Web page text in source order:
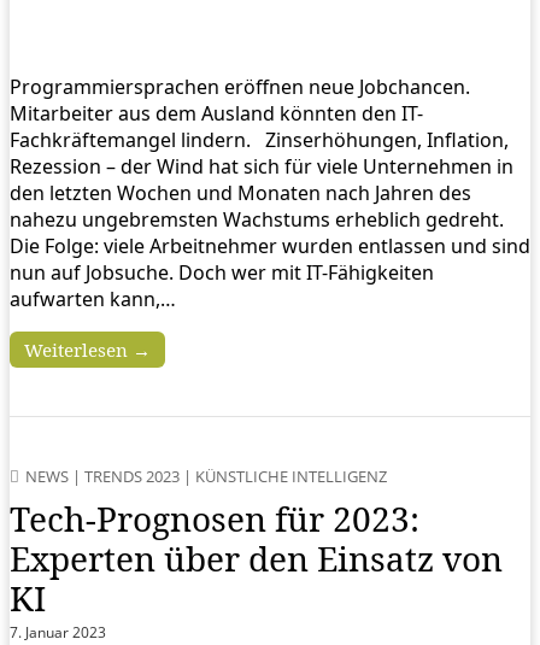
Programmiersprachen eröffnen neue Jobchancen.
Mitarbeiter aus dem Ausland könnten den IT-
Fachkräftemangel lindern. Zinserhöhungen, Inflation,
Rezession – der Wind hat sich für viele Unternehmen in
den letzten Wochen und Monaten nach Jahren des
nahezu ungebremsten Wachstums erheblich gedreht.
Die Folge: viele Arbeitnehmer wurden entlassen und sind
nun auf Jobsuche. Doch wer mit IT-Fähigkeiten
aufwarten kann,…
Weiterlesen →
NEWS | TRENDS 2023 | KÜNSTLICHE INTELLIGENZ
Tech-Prognosen für 2023:
Experten über den Einsatz von
KI
7. Januar 2023